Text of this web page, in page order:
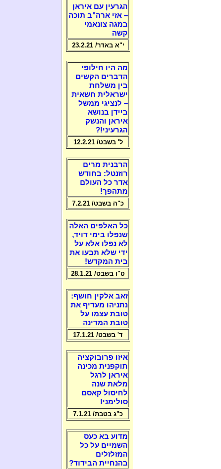
הגרעין עם איראן
– אזי ארה"ב תוכה
במגה צונאמי
קשה
י"א באדר/ 23.2.21
מה היו חילופי
הדברים הקשים
בין משלחת
ישראלית חשאית
– לנציגי ממשל
ביידן בנושא
איראן והנשק
הגרעיני!?
ל' בשבט/ 12.2.21
הרבנית מרים
רוזנטל: בחודש
אדר כל העולם
מתהפך!
כ"ה בשבט/ 7.2.21
כל האלפים האלה
שנפלו בימי דויד,
לא נפלו אלא על
ידי שלא תבעו את
בית המקדש!
ט"ו בשבט/ 28.1.21
זאב אלקין חושף:
נתניהו מעדיף את
טובת עצמו על
טובת המדינה
ד' בשבט/ 17.1.21
איזו פרובוקציה
תוקפנית מכינה
איראן לרגל
מלאת שנה
לחיסול קאסם
סולימני!
כ"ג בטבת/ 7.1.21
מדוע בא כעס
השמיים על כל
המזלזלים
בהנחיית הבידוד?